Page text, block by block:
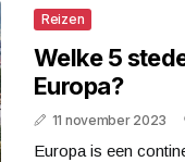
Reizen
Welke 5
Europa?
11 november 2023
Europa is een